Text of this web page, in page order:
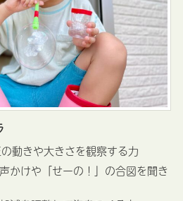
動きや大きさを観察する力
かけや「せーの！」の合図を聞き